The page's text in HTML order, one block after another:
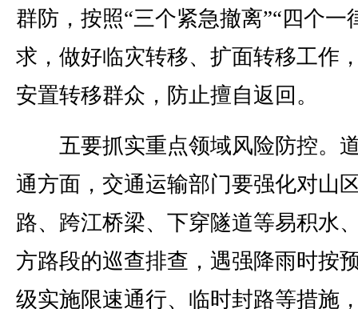
群防，按照“三个紧急撤离”“四个一
求，做好临灾转移、扩面转移工作
安置转移群众，防止擅自返回。
五要抓实重点领域风险防控。
通方面，交通运输部门要强化对山
路、跨江桥梁、下穿隧道等易积水
方路段的巡查排查，遇强降雨时按
级实施限速通行、临时封路等措施